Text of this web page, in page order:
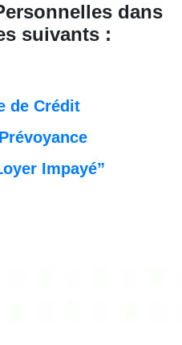
dans
suivants :
de Crédit
Impayé”